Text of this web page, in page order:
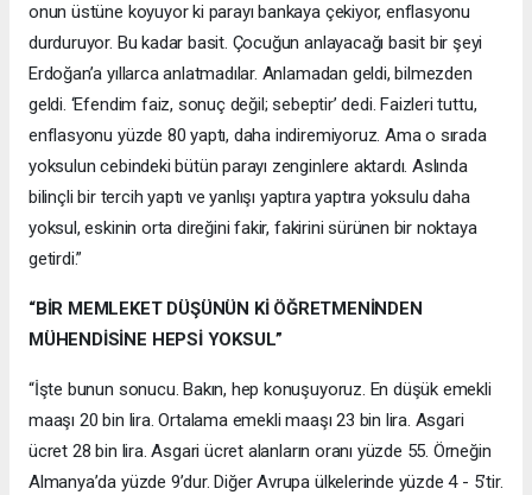
onun üstüne koyuyor ki parayı bankaya çekiyor, enflasyonu
durduruyor. Bu kadar basit. Çocuğun anlayacağı basit bir şeyi
Erdoğan’a yıllarca anlatmadılar. Anlamadan geldi, bilmezden
geldi. ‘Efendim faiz, sonuç değil; sebeptir’ dedi. Faizleri tuttu,
enflasyonu yüzde 80 yaptı, daha indiremiyoruz. Ama o sırada
yoksulun cebindeki bütün parayı zenginlere aktardı. Aslında
bilinçli bir tercih yaptı ve yanlışı yaptıra yaptıra yoksulu daha
yoksul, eskinin orta direğini fakir, fakirini sürünen bir noktaya
getirdi.”
“BİR MEMLEKET DÜŞÜNÜN Kİ ÖĞRETMENİNDEN
MÜHENDİSİNE HEPSİ YOKSUL”
“İşte bunun sonucu. Bakın, hep konuşuyoruz. En düşük emekli
maaşı 20 bin lira. Ortalama emekli maaşı 23 bin lira. Asgari
ücret 28 bin lira. Asgari ücret alanların oranı yüzde 55. Örneğin
Almanya’da yüzde 9’dur. Diğer Avrupa ülkelerinde yüzde 4 - 5’tir.